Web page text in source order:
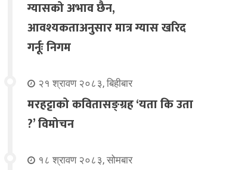
ग्यासको अभाव छैन,
आवश्यकताअनुसार मात्र ग्यास खरिद
गर्नूः निगम
२१ श्रावण २०८३, बिहीबार
मरहट्टाको कवितासङ्ग्रह ‘यता कि उता
?’ विमोचन
१८ श्रावण २०८३, सोमबार